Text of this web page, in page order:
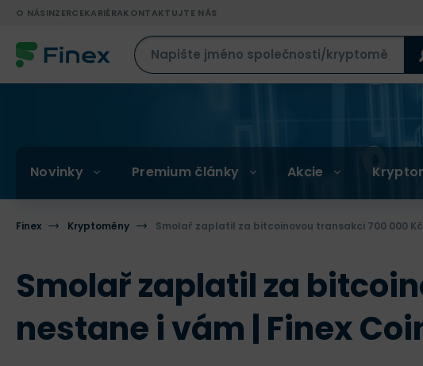
O NÁSINZERCEKARIÉRAKONTAKTUJTE NÁS
Novinky Premium články Akcie
Finex Kryptoměny Smolař zaplatil za bitcoinovou transakci 700 000
Smolař zaplatil za
nestane i vám | Finex